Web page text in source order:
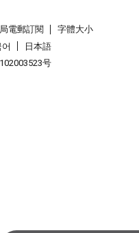
電郵訂閱
字體大小
日本語
号